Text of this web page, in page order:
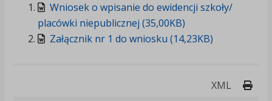
Wniosek o wpisanie do ewidencji szkoły/
placówki niepublicznej (35,00KB)
Załącznik nr 1 do wniosku (14,23KB)
XML